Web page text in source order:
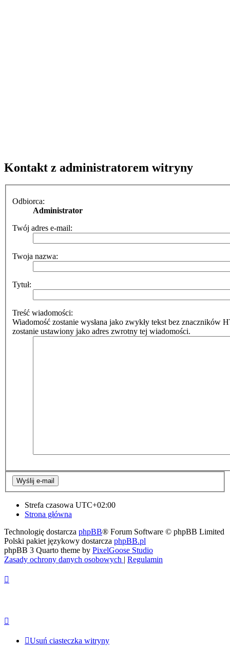
Kontakt z administratorem witryny
Odbiorca:
Administrator
Twój adres e-mail:
Twoja nazwa:
Tytuł:
Treść wiadomości:
Wiadomość zostanie wysłana jako zwykły tekst bez znaczników
zostanie ustawiony jako adres zwrotny tej wiadomości.
Strefa czasowa UTC+02:00
Strona główna
Technologię dostarcza phpBB® Forum Software © phpBB Limited
Polski pakiet językowy dostarcza phpBB.pl
phpBB 3 Quarto theme by PixelGoose Studio
Zasady ochrony danych osobowych | Regulamin
Usuń ciasteczka witryny